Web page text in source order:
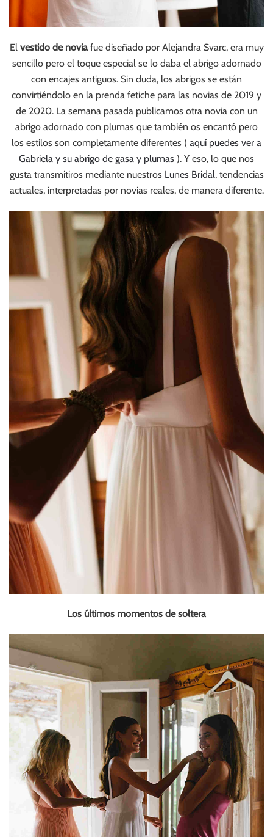
El vestido de noviafue diseñado por Alejandra Svarc, era muy
sencillo pero el toque especial se lo daba el abrigo adornado
con encajes antiguos. Sin duda, los abrigos se están
convirtiéndolo en la prenda fetiche para las novias de 2019 y
de 2020. La semana pasada publicamos otra novia con un
abrigo adornado con plumas que también os encantó pero
los estilos son completamente diferentes ( aquí puedes ver a
Gabriela y su abrigo de gasa y plumas ). Y eso, lo que nos
gusta transmitiros mediante nuestros Lunes Bridal, tendencias
actuales, interpretadas por novias reales, de manera diferente.
Los últimos momentos de soltera